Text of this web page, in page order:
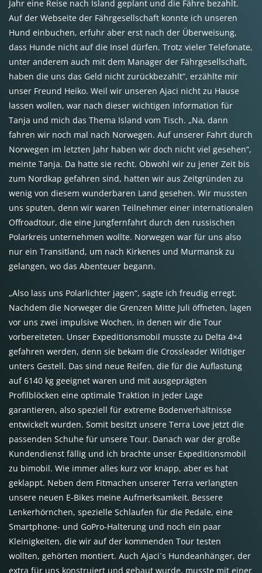
Jahr eine Reise nach Island geplant und die Fähre bezahlt.
Auf der Webseite der Fährgesellschaft konnte ich unseren
Hund einbuchen, erfuhr aber erst nach der Überweisung,
dass Hunde nicht auf die Insel dürfen. Trotz vieler Telefonate,
unter anderem auch mit dem Manager der Fährgesellschaft,
haben die uns das Geld nicht zurückbezahlt“, erzählte mir
unser Freund Heiko. Weil wir unseren Ajaci nicht zu Hause
lassen wollen, war nach dieser wichtigen Information für
Tanja und mich das Thema Island vom Tisch. „Na, dann
fahren wir noch mal nach Norwegen. Auf unserer Fahrt durch
Norwegen im letzten Jahr haben wir doch nicht viel gesehen“,
meinte Tanja. Da hatte sie recht. Obwohl wir zu jener Zeit bis
zum Nordkap gefahren sind, hatten wir aus Zeitgründen zu
wenig von diesem wunderbaren Land gesehen. Wir mussten
uns sputen, denn wir waren Teilnehmer einer internationalen
Offroadtour, die eine Jungfernfahrt durch den russischen
Polarkreis unternehmen wollte. Norwegen war für uns also
nur ein Transitland, um nach Kirkenes und Murmansk zu
gelangen, wo das Abenteuer begann.
„Also lass uns Polarlichter jagen“, sagte ich freudig erregt.
Nachdem die Norweger die Grenzen Mitte Juli öffneten, lagen
vor uns zwei impulsive Wochen, in denen wir die Tour
vorbereiteten. Unser Expeditionsmobil musste zu Delta 4×4
gefahren werden, denn sie bekam die Crossleader Wildtiger
unters Gestell. Das sind neue Reifen, die für die Auflastung
auf 6140 kg geeignet waren und mit ausgeprägten
Profilblöcken eine optimale Traktion in jeder Lage
garantieren, also speziell für extreme Bodenverhältnisse
entwickelt wurden. Somit besitzt unsere Terra Love jetzt die
passenden Schuhe für unsere Tour. Danach war der große
Kundendienst fällig und ich brachte unser Expeditionsmobil
zu bimobil. Wie immer alles kurz vor knapp, aber es hat
geklappt. Neben dem Fitmachen unserer Terra verlangten
unsere neuen E-Bikes meine Aufmerksamkeit. Bessere
Lenkerhörnchen, spezielle Schlaufen für die Pedale, eine
Smartphone- und GoPro-Halterung und noch ein paar
Kleinigkeiten, die wir auf der kommenden Tour testen
wollten, gehörten montiert. Auch Ajaci´s Hundeanhänger, der
extra für uns konstruiert und gebaut wurde, musste mit einer